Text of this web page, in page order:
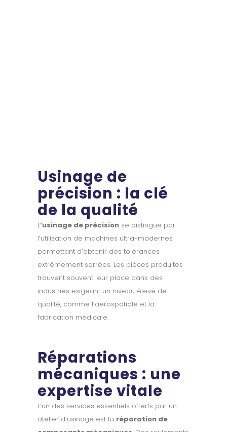
Usinage de
précision : la clé
de la qualité
L‘usinage de précision se distingue par
l’utilisation de machines ultra-modernes
permettant d’obtenir des tolérances
extrêmement serrées. Les pièces produites
trouvent souvent leur place dans des
industries exigeant un niveau élevé de
qualité, comme l’aérospatiale et la
fabrication médicale.
Réparations
mécaniques : une
expertise vitale
L’un des services essentiels offerts par un
atelier d’usinage est la réparation de